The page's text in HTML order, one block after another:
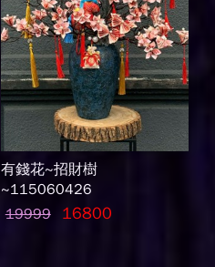
有錢花~招財樹
~115060426
19999
16800